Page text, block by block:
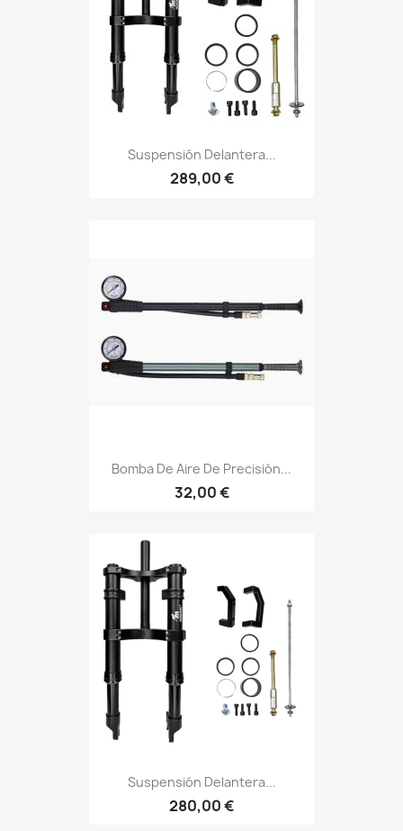
Suspensión Delantera...
289,00 €
Bomba De Aire De Precisión...
32,00 €
Suspensión Delantera...
280,00 €